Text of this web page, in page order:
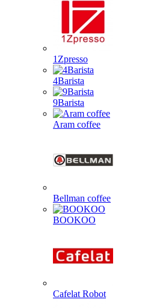
1Zpresso
4Barista
9Barista
Aram coffee
Bellman coffee
BOOKOO
Cafelat Robot